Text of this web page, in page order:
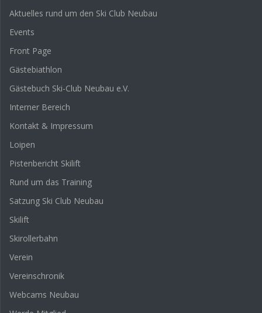
Aktuelles rund um den Ski Club Neubau
Events
Front Page
Gästebiathlon
Gästebuch Ski-Club Neubau e.V.
Interner Bereich
Kontakt & Impressum
Loipen
Pistenbericht Skilift
Rund um das Training
Satzung Ski Club Neubau
Skilift
Skirollerbahn
Verein
Vereinschronik
Webcams Neubau